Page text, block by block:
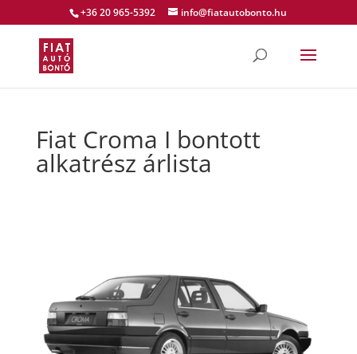
+36 20 965-5392 info@fiatautobonto.hu
Fiat Croma I bontott
alkatrész árlista